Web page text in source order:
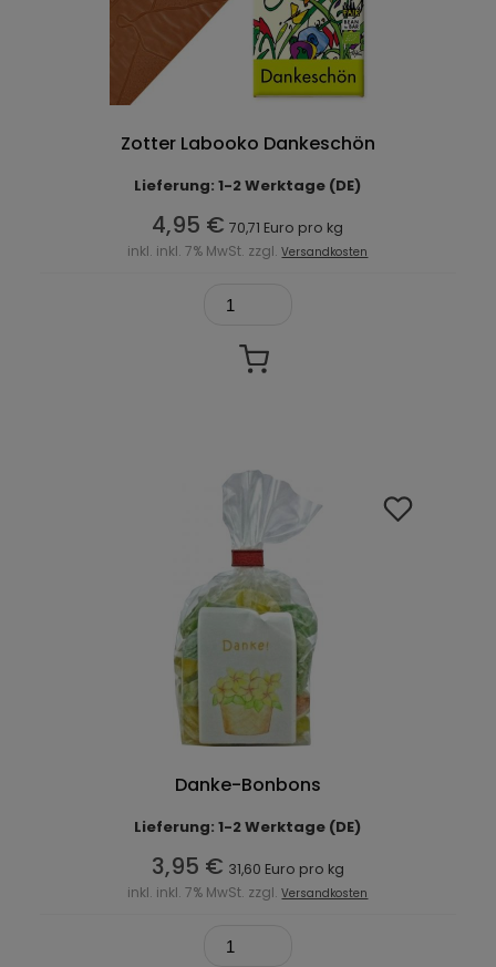
Zotter Labooko Dankeschön
Lieferung: 1-2 Werktage (DE)
4,95 € 70,71 Euro pro kg
inkl. inkl. 7% MwSt. zzgl.Versandkosten
Danke-Bonbons
Lieferung: 1-2 Werktage (DE)
3,95 € 31,60 Euro pro kg
inkl. inkl. 7% MwSt. zzgl.Versandkosten